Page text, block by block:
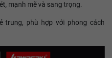
mạnh mẽ và sang trọng.
trung, phù hợp với phong cách